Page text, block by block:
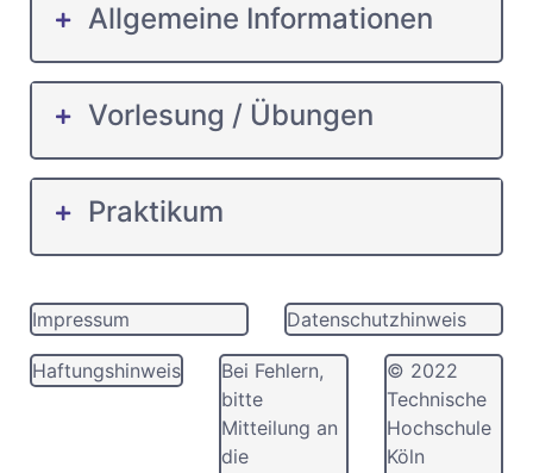
Allgemeine Informationen
Vorlesung / Übungen
Praktikum
Impressum Datenschutzhinweis
Haftungshinweis
Bei Fehlern,
bitte
Mitteilung an
die
© 2022
Technische
Hochschule
Köln